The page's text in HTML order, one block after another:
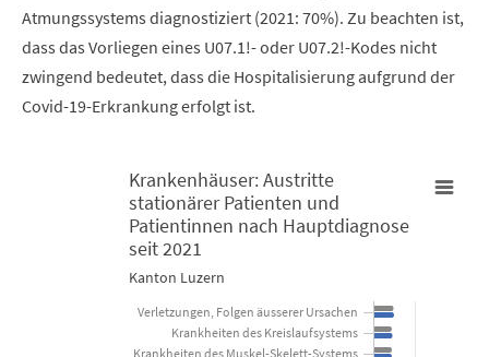
Atmungssystems diagnostiziert (2021: 70%). Zu beachten ist,
dass das Vorliegen eines U07.1!- oder U07.2!-Kodes nicht
zwingend bedeutet, dass die Hospitalisierung aufgrund der
Covid-19-Erkrankung erfolgt ist.
Krankenhäuser: Austritte stationärer Patienten und
Bar chart with 4 data series.
Krankenhäuser: Austritte
stationärer Patienten und
Patientinnen nach Hauptdiagnose
seit 2021
Kanton Luzern
Verletzungen, Folgen äusserer Ursachen
Krankheiten des Kreislaufsystems
Krankheiten des Muskel-Skelett-Systems